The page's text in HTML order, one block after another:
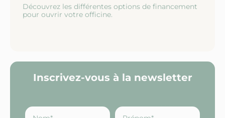
Découvrez les différentes options de financement
pour ouvrir votre officine.
Inscrivez-vous à la newsletter